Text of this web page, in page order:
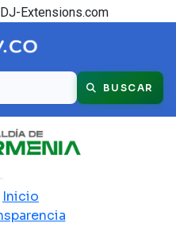
Extensions.com
BUSCAR
Inicio